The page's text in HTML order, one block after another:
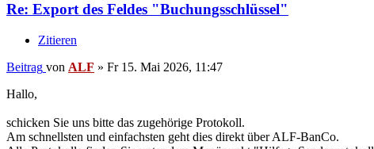
Re: Export des Feldes "Buchungsschlüssel"
Zitieren
Beitrag von ALF » Fr 15. Mai 2026, 11:47
Hallo,
schicken Sie uns bitte das zugehörige Protokoll.
Am schnellsten und einfachsten geht dies direkt über ALF-BanCo.